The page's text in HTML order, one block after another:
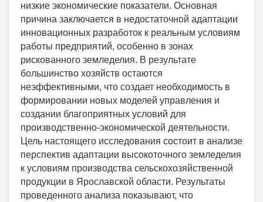
низкие экономические показатели. Основная
причина заключается в недостаточной адаптации
инновационных разработок к реальным условиям
работы предприятий, особенно в зонах
рискованного земледелия. В результате
большинство хозяйств остаются
неэффективными, что создает необходимость в
формировании новых моделей управления и
создании благоприятных условий для
производственно-экономической деятельности.
Цель настоящего исследования состоит в анализе
перспектив адаптации высокоточного земледелия
к условиям производства сельскохозяйственной
продукции в Ярославской области. Результаты
проведенного анализа показывают, что